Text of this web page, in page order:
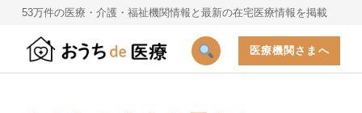
53万件の医療・介護・福祉機関情報と最新の在宅医療情報を掲載
医療機関さまへ